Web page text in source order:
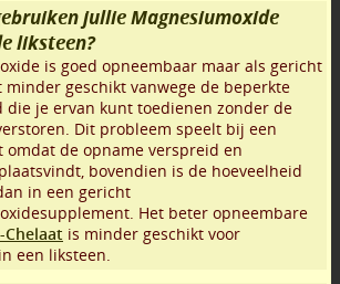
jullie Magnesiumoxide
liksteen?
is goed opneembaar maar als gericht
geschikt vanwege de beperkte
die je ervan kunt toedienen zonder de
Dit probleem speelt bij een
omdat de opname verspreid en
bovendien is de hoeveelheid
in een gericht
Het beter opneembare
Chelaat is minder geschikt voor
een liksteen.